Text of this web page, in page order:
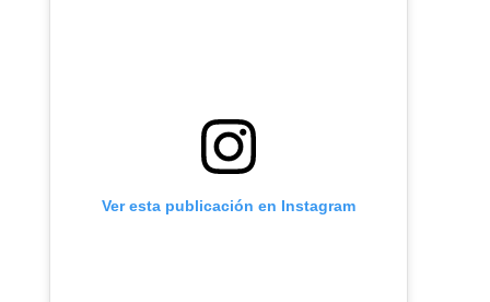
Ver esta publicación en Instagram